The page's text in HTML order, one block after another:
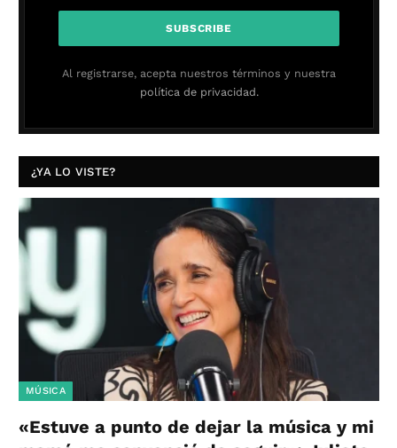
Al registrarse, acepta nuestros términos y nuestra
política de privacidad.
¿YA LO VISTE?
MÚSICA
«Estuve a punto de dejar la música y mi